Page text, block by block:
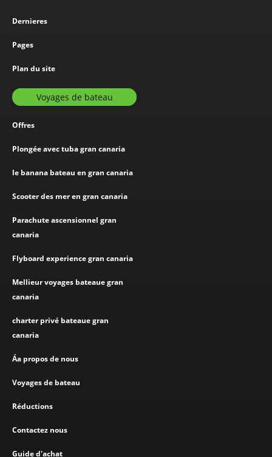
Dernieres
Pages
Plan du site
Voyages de bateau
Offres
Plongée avec tuba gran canaria
le banana bateau en gran canaria
Scooter des mer en gran canaria
Parachute ascensionnel gran
canaria
Flyboard experience gran canaria
Mellieur voyages bateaue gran
canaria
charter privé bateaue gran
canaria
Áa propos de nous
Voyages de bateau
Réductions
Contactez nous
Guide d'achat